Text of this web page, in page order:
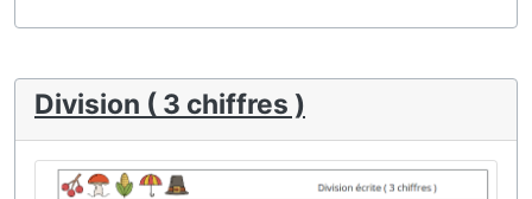
Division ( 3 chiffres )